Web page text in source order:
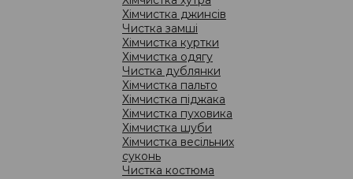
Хімчистка джинсів
Чистка замші
Хімчистка куртки
Хімчистка одягу
Чистка дублянки
Хімчистка пальто
Хімчистка піджака
Хімчистка пуховика
Хімчистка шуби
Хімчистка весільних
суконь
Чистка костюма
сервіс: який він?